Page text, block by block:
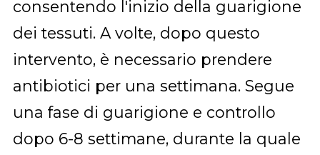
consentendo l'inizio della guarigione
dei tessuti. A volte, dopo questo
intervento, è necessario prendere
antibiotici per una settimana. Segue
una fase di guarigione e controllo
dopo 6-8 settimane, durante la quale